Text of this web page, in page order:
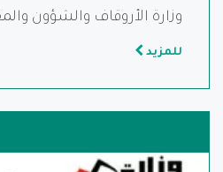
وزارة الأروقاف والشؤون
للمزيد